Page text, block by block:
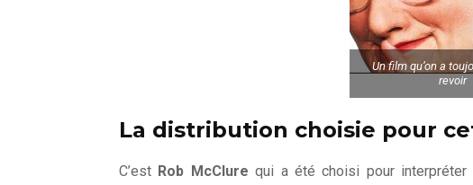
Un film qu’on a
revoir
La distribution choisie pour
C’est Rob McClure qui a été choisi pour interpréter